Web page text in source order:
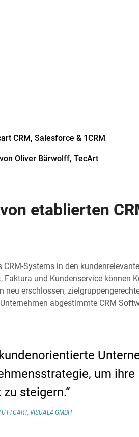
CRM, Salesforce & 1CRM
Oliver Bärwolff, TecArt
etablierten
Systems in den
Faktura und Kundenservice können
neu erschlossen,
abgestimmte CRM
um
steigern.“
VISUAL4 GMBH